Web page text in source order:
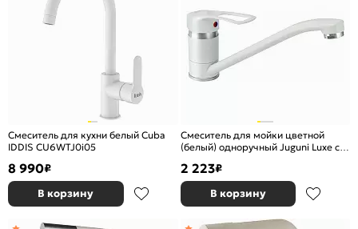
Смеситель для кухни белый Cuba
IDDIS CU6WTJ0i05
8 990₽
В корзину
Смеситель для мойки цветной
(белый) одноручный Juguni Luxe с
картридж, гайка
2 223₽
В корзину